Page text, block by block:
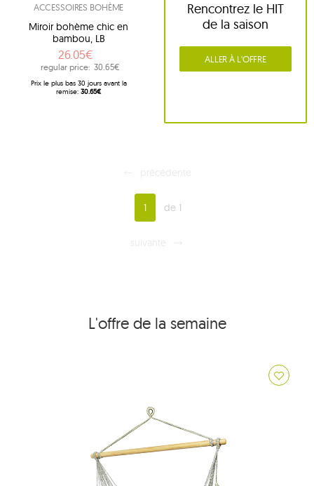
ACCESSOIRES BOHÈME
Miroir bohème chic en
bambou, LB
26.05€
regular price: 30.65€
Prix ​​le plus bas 30 jours avant la
remise: 30.65€
Rencontrez le HIT
de la saison
ALLER À L'OFFRE
1 de 1
L'offre de la semaine